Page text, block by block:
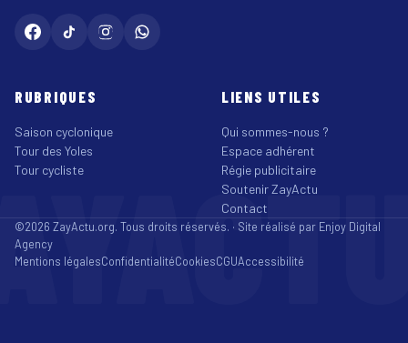
RUBRIQUES
Saison cyclonique
Tour des Yoles
Tour cycliste
LIENS UTILES
Qui sommes-nous ?
Espace adhérent
Régie publicitaire
Soutenir ZayActu
Contact
©2026 ZayActu.org. Tous droits réservés. · Site réalisé par Enjoy Digital
Agency
Mentions légalesConfidentialitéCookiesCGUAccessibilité